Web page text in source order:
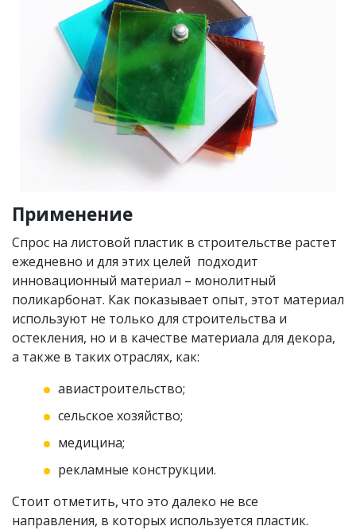
Применение
Спрос на листовой пластик в строительстве растет
ежедневно и для этих целей подходит
инновационный материал – монолитный
поликарбонат. Как показывает опыт, этот материал
используют не только для строительства и
остекления, но и в качестве материала для декора,
а также в таких отраслях, как:
авиастроительство;
сельское хозяйство;
медицина;
рекламные конструкции.
Стоит отметить, что это далеко не все
направления, в которых используется пластик.